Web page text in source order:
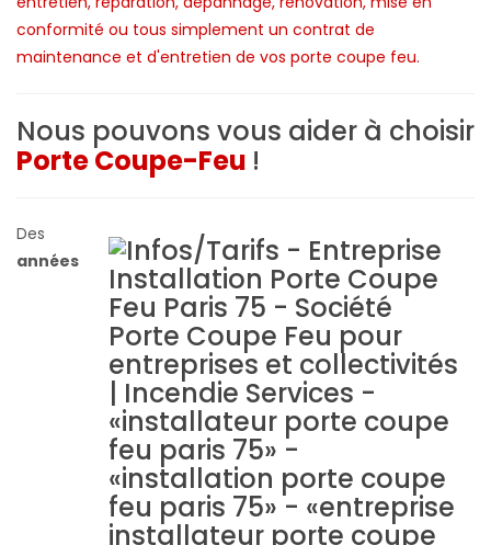
Nous pouvons vous aider à choisir
Porte Coupe-Feu !
Des
années